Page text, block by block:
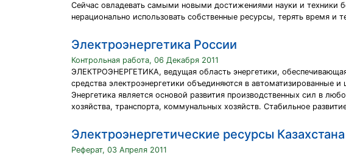
Сейчас овладевать самыми новыми достижениями науки и техники
нерационально использовать собственные ресурсы, терять время и
Электроэнергетика России
Контрольная работа, 06 Декабря 2011
ЭЛЕКТРОЭНЕРГЕТИКА, ведущая область энергетики,
средства электроэнергетики объединяются в автоматизированные
Энергетика является основой развития производственных сил в
хозяйства, транспорта, коммунальных хозяйств. Стабильное
Электроэнергетические ресурсы Казахстана
Реферат, 03 Апреля 2011